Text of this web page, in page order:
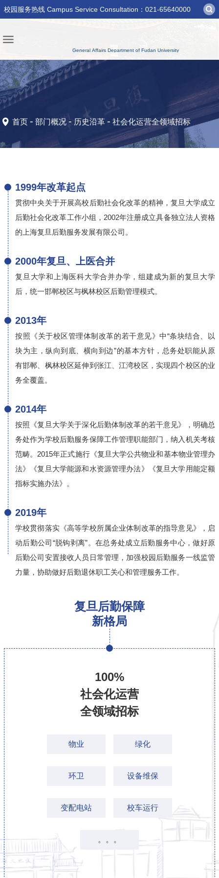
校园服务热线 Campus Service Consultation：021-65640000
首页 - 部门概况 - 历史沿革 - 社会化运营全领域招标
1999年改革起点
贯彻中央关于开展高校后勤社会化改革的精神，复旦大学成立
后勤社会化改革工作小组，2002年注册成立具备独立法人资格
的上海复旦后勤服务发展有限公司。
2000年复旦、上医合并
复旦大学和上海医科大学合并办学，组建成为新的复旦大学
后，统一邯郸校区与枫林校区后勤管理模式。
2013年
按照《关于校区管理体制改革的若干意见》中“条块结合、以
块为主，纵向到底、横向到边”的基本方针，总务处职能从原
有邯郸、枫林校区延伸到张江、江湾校区，实现四个校区的业
务全覆盖。
2014年
按照《复旦大学关于深化后勤体制改革的若干意见》，明确总
务处作为学校后勤服务保障工作管理职能部门，纳入机关考核
范畴。2015年正式施行《复旦大学公共物业和基本物业管理办
法》《复旦大学能源和水资源管理办法》《复旦大学用能定额
指标实施办法》。
2019年
学校贯彻落实《高等学校所属企业体制改革的指导意见》，启
动后勤公司“脱钩剥离”。在总务处成立后勤服务中心，做好原
后勤公司安置接收人员日常管理，加强校园后勤服务一线监管
力量，协助做好后勤退休职工关心和管理服务工作。
复旦后勤保障
新格局
100%
社会化运营
全领域招标
物业 绿化
环卫 设备维保
变配电站 校车运行
。。。